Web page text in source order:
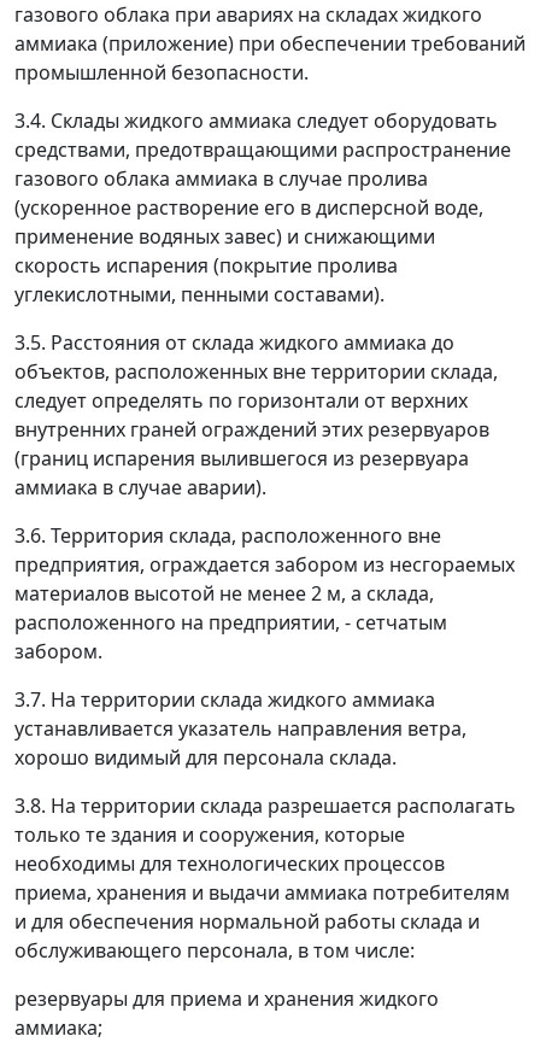
газового облака при авариях на складах жидкого
аммиака (приложение) при обеспечении требований
промышленной безопасности.
3.4. Склады жидкого аммиака следует оборудовать
средствами, предотвращающими распространение
газового облака аммиака в случае пролива
(ускоренное растворение его в дисперсной воде,
применение водяных завес) и снижающими
скорость испарения (покрытие пролива
углекислотными, пенными составами).
3.5. Расстояния от склада жидкого аммиака до
объектов, расположенных вне территории склада,
следует определять по горизонтали от верхних
внутренних граней ограждений этих резервуаров
(границ испарения вылившегося из резервуара
аммиака в случае аварии).
3.6. Территория склада, расположенного вне
предприятия, ограждается забором из несгораемых
материалов высотой не менее 2 м, а склада,
расположенного на предприятии, - сетчатым
забором.
3.7. На территории склада жидкого аммиака
устанавливается указатель направления ветра,
хорошо видимый для персонала склада.
3.8. На территории склада разрешается располагать
только те здания и сооружения, которые
необходимы для технологических процессов
приема, хранения и выдачи аммиака потребителям
и для обеспечения нормальной работы склада и
обслуживающего персонала, в том числе:
резервуары для приема и хранения жидкого
аммиака;